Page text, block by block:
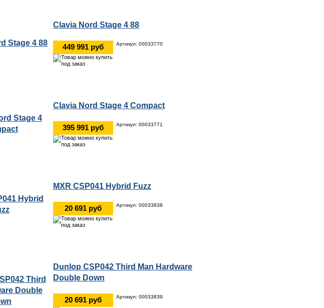
Clavia Nord Stage 4 88
449 991 руб Артикул: 00033770
Clavia Nord Stage 4 Compact
395 991 руб Артикул: 00033771
MXR CSP041 Hybrid Fuzz
20 691 руб Артикул: 00033838
Dunlop CSP042 Third Man Hardware
Double Down
20 691 руб Артикул: 00033839